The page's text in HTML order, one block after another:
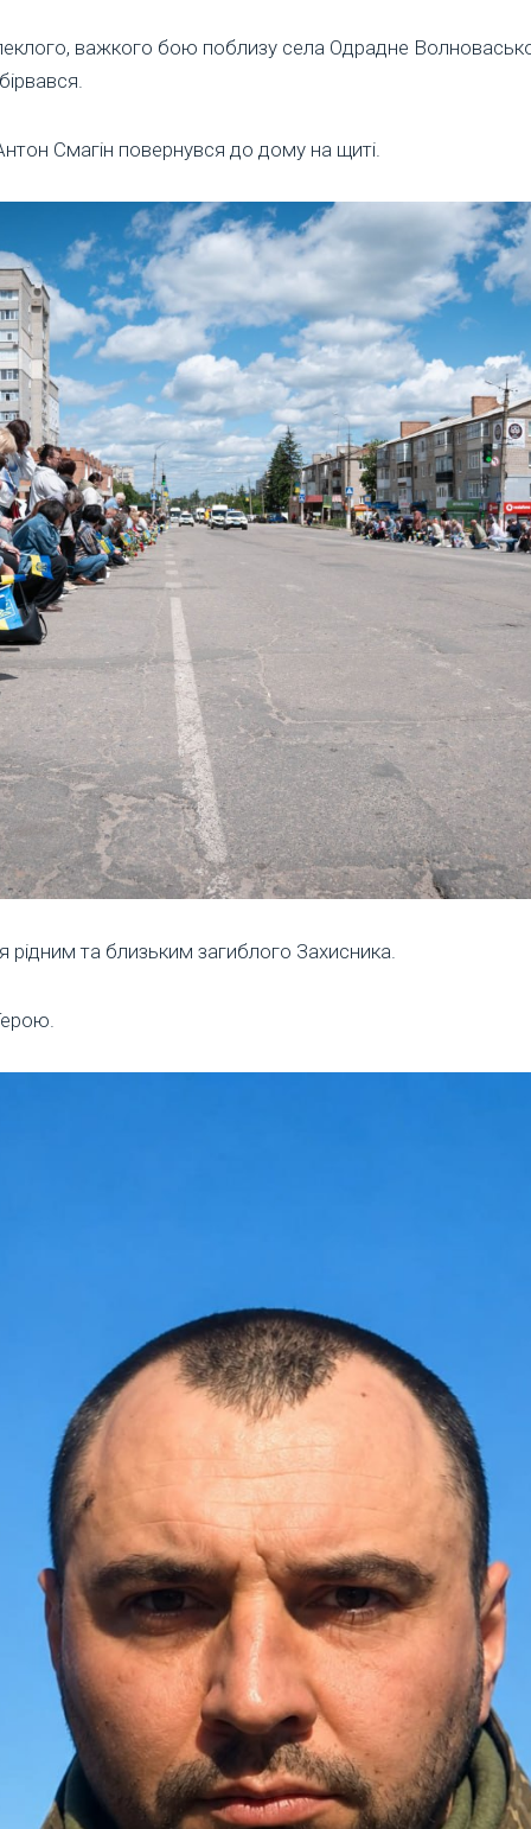
важкого бою поблизу села Одрадне
Смагін повернувся до дому на щиті.
рідним та близьким загиблого Захисника.